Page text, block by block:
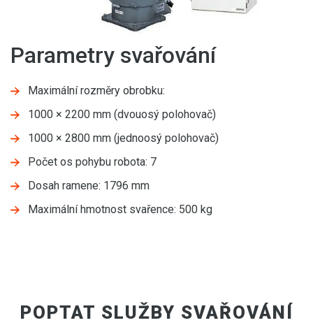
Parametry svařování
Maximální rozměry obrobku:
1000 × 2200 mm (dvouosý polohovač)
1000 × 2800 mm (jednoosý polohovač)
Počet os pohybu robota: 7
Dosah ramene: 1796 mm
Maximální hmotnost svařence: 500 kg
POPTAT SLUŽBY SVAŘOVÁNÍ